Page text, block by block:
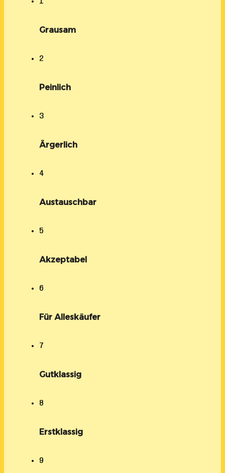
Grausam
2
Peinlich
3
Ärgerlich
4
Austauschbar
5
Akzeptabel
6
Für Alleskäufer
7
Gutklassig
8
Erstklassig
9